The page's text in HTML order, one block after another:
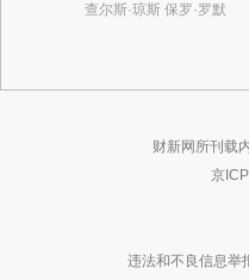
查尔斯·琼斯 保罗·罗默
财新网所刊载
京
违法和不良信息